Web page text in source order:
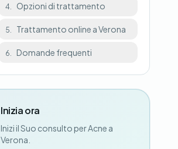
4. Opzioni di trattamento
5. Trattamento online a Verona
6. Domande frequenti
Inizia ora
Inizi il Suo consulto per Acne a
Verona.